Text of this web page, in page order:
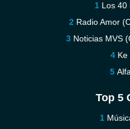
Los 40
Radio Amor
Noticias MVS
Ke
Top 5